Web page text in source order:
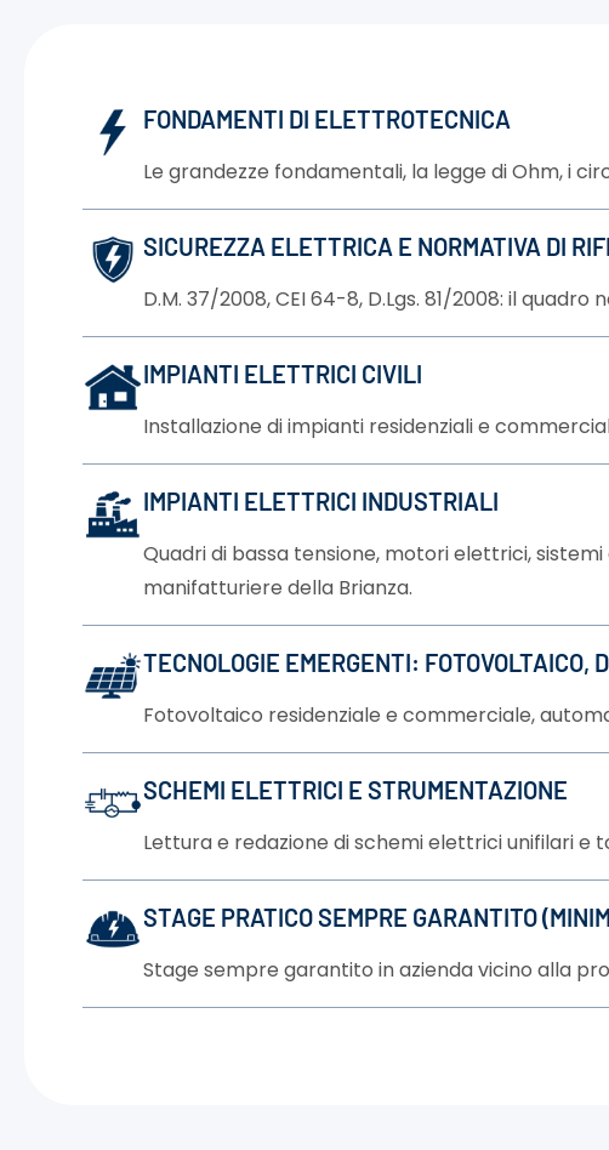
FONDAMENTI DI ELETTROTECNICA
Le grandezze fondamentali, la legge di Ohm, i
SICUREZZA ELETTRICA E NORMATIVA DI
D.M. 37/2008, CEI 64-8, D.Lgs. 81/2008: il
IMPIANTI ELETTRICI CIVILI
Installazione di impianti residenziali e
IMPIANTI ELETTRICI INDUSTRIALI
Quadri di bassa tensione, motori elettrici,
manifatturiere della Brianza.
TECNOLOGIE EMERGENTI: FOTOVOLTAICO,
Fotovoltaico residenziale e commerciale,
SCHEMI ELETTRICI E STRUMENTAZIONE
Lettura e redazione di schemi elettrici unifilari e
STAGE PRATICO SEMPRE GARANTITO
Stage sempre garantito in azienda vicino alla